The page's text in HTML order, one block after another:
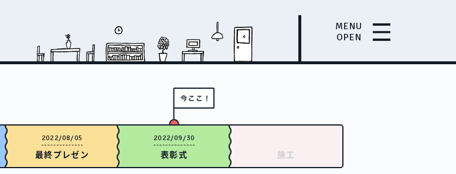
MENU
OPEN
2022/08/05
最終プレゼン
2022/09/30
表彰式 施工